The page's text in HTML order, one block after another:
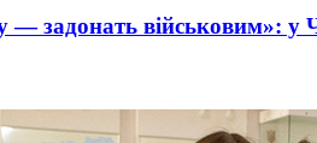
задонать військовим»: у